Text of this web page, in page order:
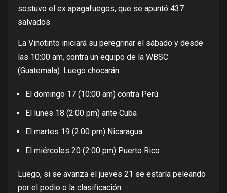
sostuvo el ex apagafuegos, que se apuntó 437
salvados.
La Vinotinto iniciará su peregrinar el sábado y desde
las 10:00 am, contra un equipo de la WBSC
(Guatemala). Luego chocarán:
El domingo 17 (10:00 am) contra Perú
El lunes 18 (2:00 pm) ante Cuba
El martes 19 (2:00 pm) Nicaragua
El miércoles 20 (2:00 pm) Puerto Rico
Luego, si se avanza el jueves 21 se estaría peleando
por el podio o la clasificación.